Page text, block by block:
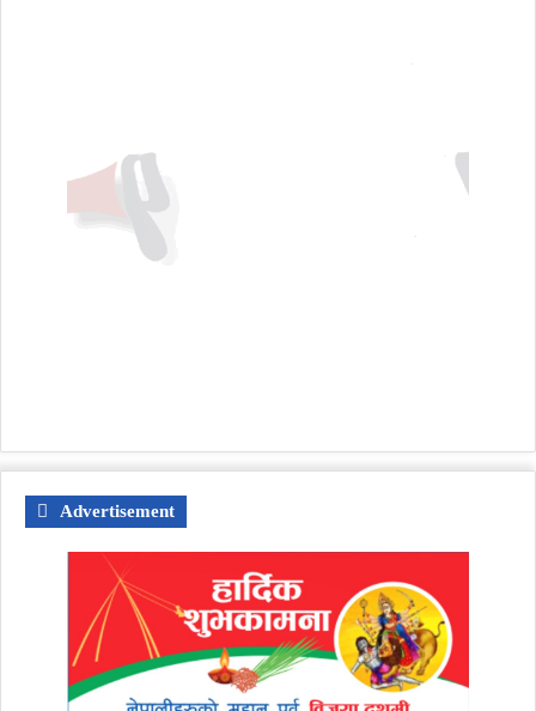
Advertisement